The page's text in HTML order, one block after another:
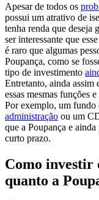
Apesar de todos os
possui um atrativo de
tenha renda que deseja
ser interessante que
é raro que algumas
Poupança, como se
tipo de investimento
Entretanto, ainda assim
essas mesmas funções
Por exemplo, um fundo
administração ou um
que a Poupança e
curto prazo.
Como investir
quanto a